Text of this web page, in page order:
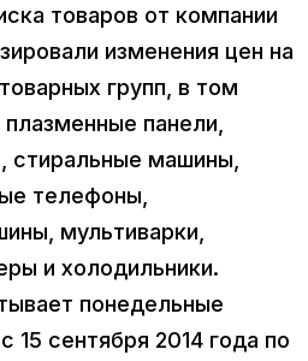
товаров от компании
изменения цен на
групп, в том
панели,
стиральные машины,
телефоны,
мультиварки,
и холодильники.
понедельные
15 сентября 2014 года по